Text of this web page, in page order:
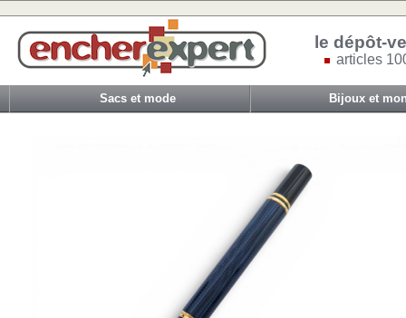
le dépôt-
articles
Sacs et mode Bijoux et